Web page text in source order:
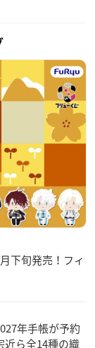
下旬発売！フィ
年手帳が予約
近ら全14種の織